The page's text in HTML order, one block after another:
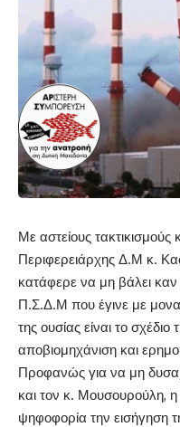
Με αστείους τακτικισμούς
Περιφερειάρχης Δ.Μ κ.
κατάφερε να μη βάλει
Π.Σ.Δ.Μ που έγινε με
της ουσίας είναι το
αποβιομηχάνιση και
Προφανώς για να μη
και τον κ. Μουσουρούλη,
ψηφοφορία την εισήγηση